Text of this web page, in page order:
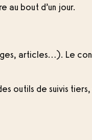
au bout d’un jour.
articles…). Le
outils de suivis